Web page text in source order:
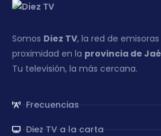
Somos Diez TV, la red de
proximidad en la provincia de
Tu televisión, la más cercana.
Frecuencias
Diez TV a la carta